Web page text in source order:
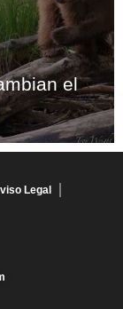
el
Legal